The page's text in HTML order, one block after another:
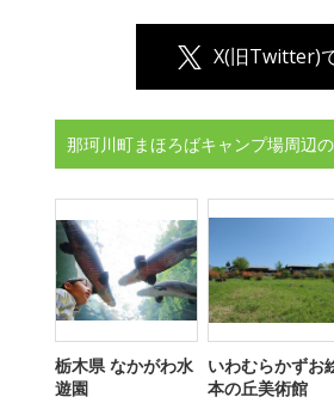
X(旧Twitter)
那珂川町まほろばキャンプ場周辺
栃木県 なかがわ水
遊園
いわむらかずお
本の丘美術館